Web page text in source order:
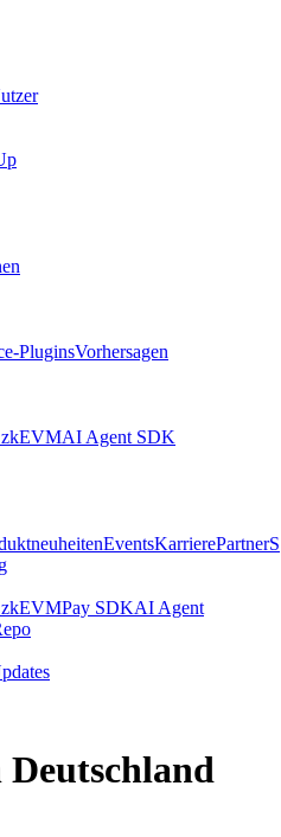
PluginsVorhersagen
zkEVMAI Agent SDK
EventsKarrierePartnerS
zkEVMPay SDKAI Agent